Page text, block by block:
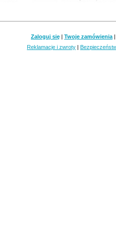
Zaloguj się | Twoje zamówienia
Reklamacje i zwroty |